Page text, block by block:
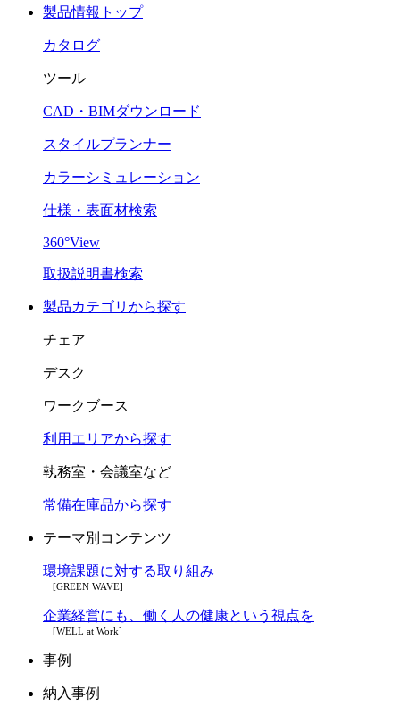
製品情報トップ
カタログ
ツール
CAD・BIMダウンロード
スタイルプランナー
カラーシミュレーション
仕様・表面材検索
360°View
取扱説明書検索
製品カテゴリから探す
チェア
デスク
ワークブース
利用エリアから探す
執務室・会議室など
常備在庫品から探す
テーマ別コンテンツ
環境課題に対する取り組み
[GREEN WAVE]
企業経営にも、働く人の健康という視点を
[WELL at Work]
事例
納入事例